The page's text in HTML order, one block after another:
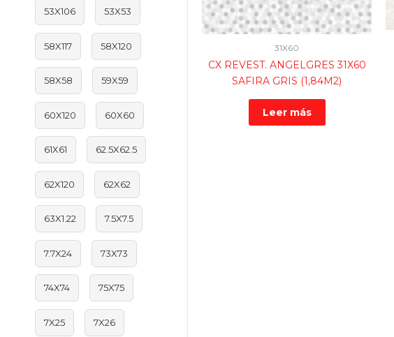
53X106 53X53
58X117 58X120
58X58 59X59
60X120 60X60
61X61 62.5X62.5
62X120 62X62
63X1.22 7.5X7.5
7.7X24 73X73
74X74 75X75
7X25 7X26
31X60
CX REVEST. ANGELGRES 31X60
SAFIRA GRIS (1,84M2)
Leer más